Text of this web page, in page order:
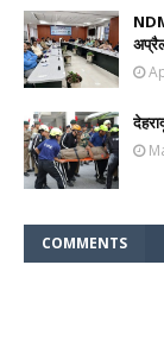
COMMENTS